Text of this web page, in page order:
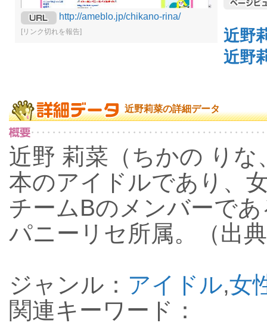
http://ameblo.jp/chikano-rina/
[リンク切れを報告]
近野
近野
近野莉菜の詳細データ
近野 莉菜（ちかの り
本のアイドルであり、
チームBのメンバーで
パニーリセ所属。（出
ジャンル： アイドル,女
関連キーワード：